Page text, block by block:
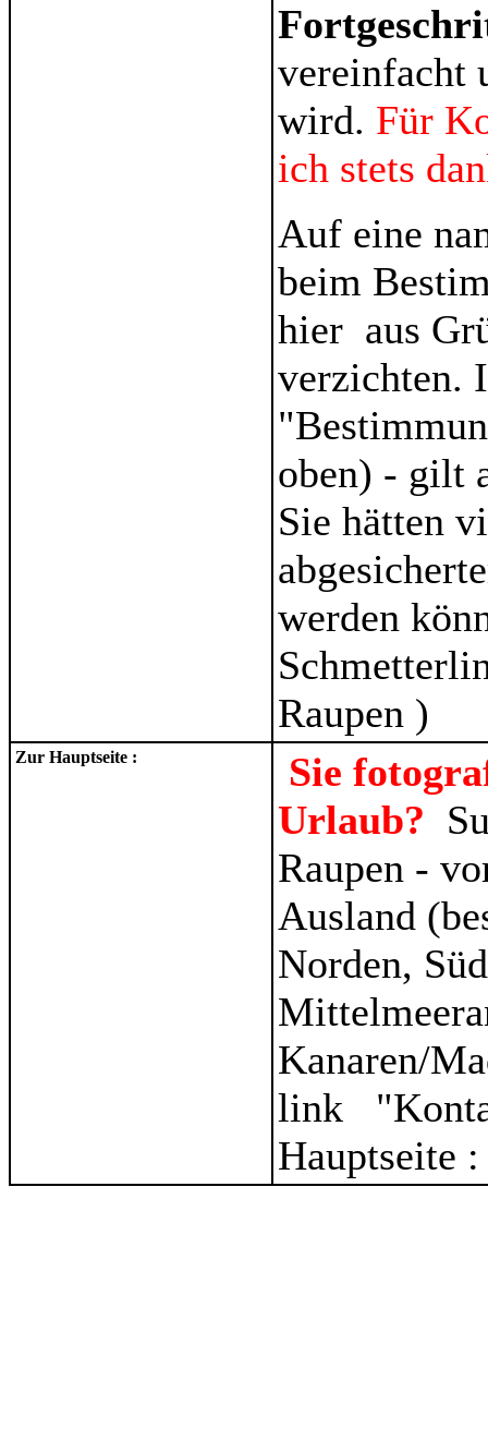
vereinfacht
wird. Für
ich stets
Auf eine
beim
hier aus
verzichten.
oben) - gilt
Sie hätten
werden
Raupen )
Zur Hauptseite :
Sie
Urlaub?
Raupen -
Ausland
Norden,
Kanaren/
link
Hauptseite :